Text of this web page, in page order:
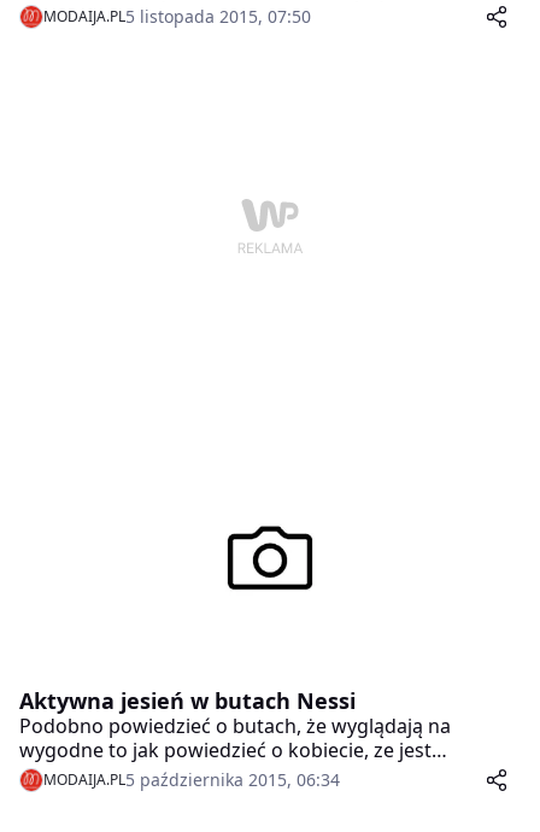
oryginalne nakrycia głowy.
MODAIJA.PL5 listopada 2015, 07:50
Aktywna jesień w butach Nessi
Podobno powiedzieć o butach, że wyglądają na
wygodne to jak powiedzieć o kobiecie, ze jest
przystojna. Trudno uznać to za komplement. Z butami
Nessi jest tak, że są wygodne, a jednocześnie
MODAIJA.PL5 października 2015, 06:34